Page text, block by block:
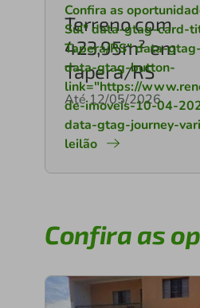
Terreno com
423,95m² em
Tapera/RS
Até 12/05/2026
Confira as
Sul" data-gtag-card-
Tapera/RS" data-
data-gtag-button-
link="https://
de-imoveis-10-04-
data-gtag-journey-
leilão
Confira as